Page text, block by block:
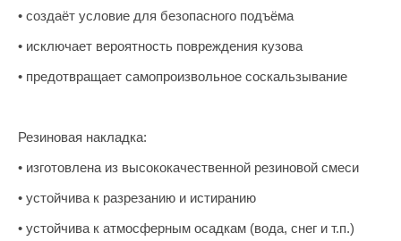
• создаёт условие для безопасного подъёма
• исключает вероятность повреждения кузова
• предотвращает самопроизвольное соскальзывание
Резиновая накладка:
• изготовлена из высококачественной резиновой смеси
• устойчива к разрезанию и истиранию
• устойчива к атмосферным осадкам (вода, снег и т.п.)